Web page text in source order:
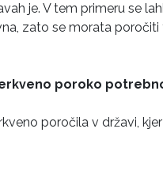
je. V tem primeru se
zato se morata
poroko
poročila v državi,